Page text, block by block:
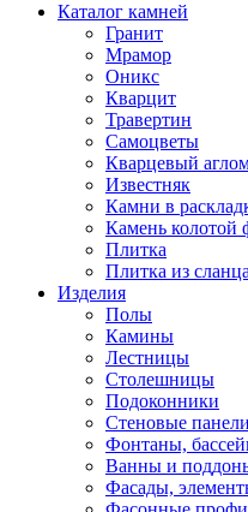
Каталог камней
Гранит
Мрамор
Оникс
Кварцит
Травертин
Самоцветы
Кварцевый
Известняк
Камни в
Камень колотой
Плитка
Плитка из сланца
Изделия
Полы
Камины
Лестницы
Столешницы
Подоконники
Стеновые панели
Фонтаны,
Ванны и
Фасады,